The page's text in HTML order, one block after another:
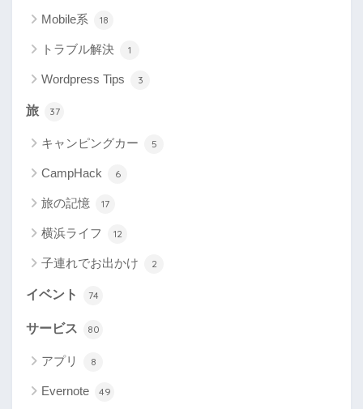
Mobile系 18
トラブル解決 1
Wordpress Tips 3
旅 37
キャンピングカー 5
CampHack 6
旅の記憶 17
横浜ライフ 12
子連れでお出かけ 2
イベント 74
サービス 80
アプリ 8
Evernote 49